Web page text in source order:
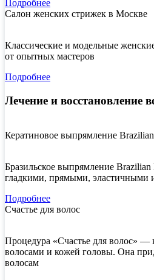
Подробнее
Салон женских стрижек в Москве
Классические и модельные
от опытных мастеров
Подробнее
Лечение и восстановление
Кератиновое выпрямление
Бразильское выпрямление
гладкими, прямыми, эластичными
Подробнее
Счастье для волос
Процедура «Счастье для волос» —
волосами и кожей головы. Она
волосам